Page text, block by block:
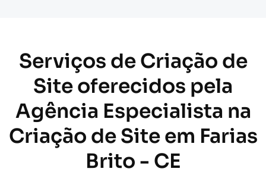
Serviços de Criação de
Site oferecidos pela
Agência Especialista na
Criação de Site em Farias
Brito - CE